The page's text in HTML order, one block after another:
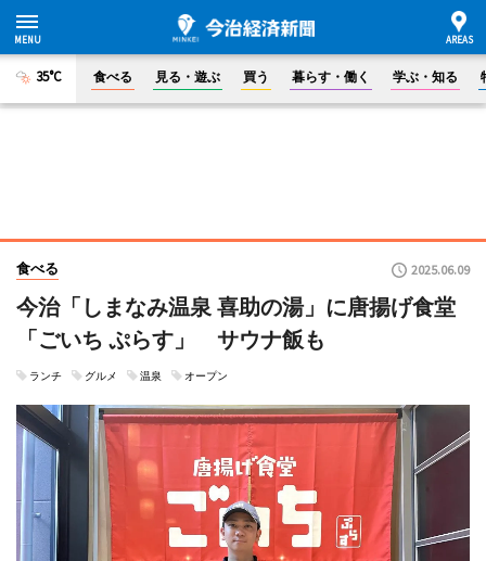
35°C 食べる 見る・遊ぶ 買う 暮らす・働く 学ぶ・知る
食べる 2025.06.09
今治「しまなみ温泉 喜助の湯」に唐揚げ食堂
「ごいち ぷらす」 サウナ飯も
ランチ グルメ 温泉 オープン